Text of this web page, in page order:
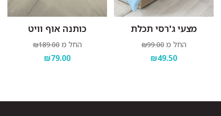
מצעי ג'רסי תכלת
החל מ ₪99.00
₪49.50
כותנה אוף וויט
החל מ ₪189.00
₪79.00